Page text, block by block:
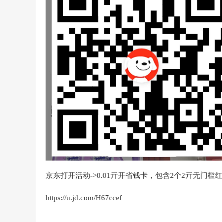
京东打开活动->0.01亓开省钱卡，包含2个2亓无门槛
https://u.jd.com/H67ccef